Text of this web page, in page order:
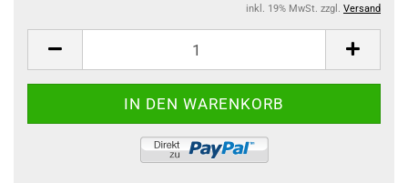
inkl. 19% MwSt. zzgl. Versand